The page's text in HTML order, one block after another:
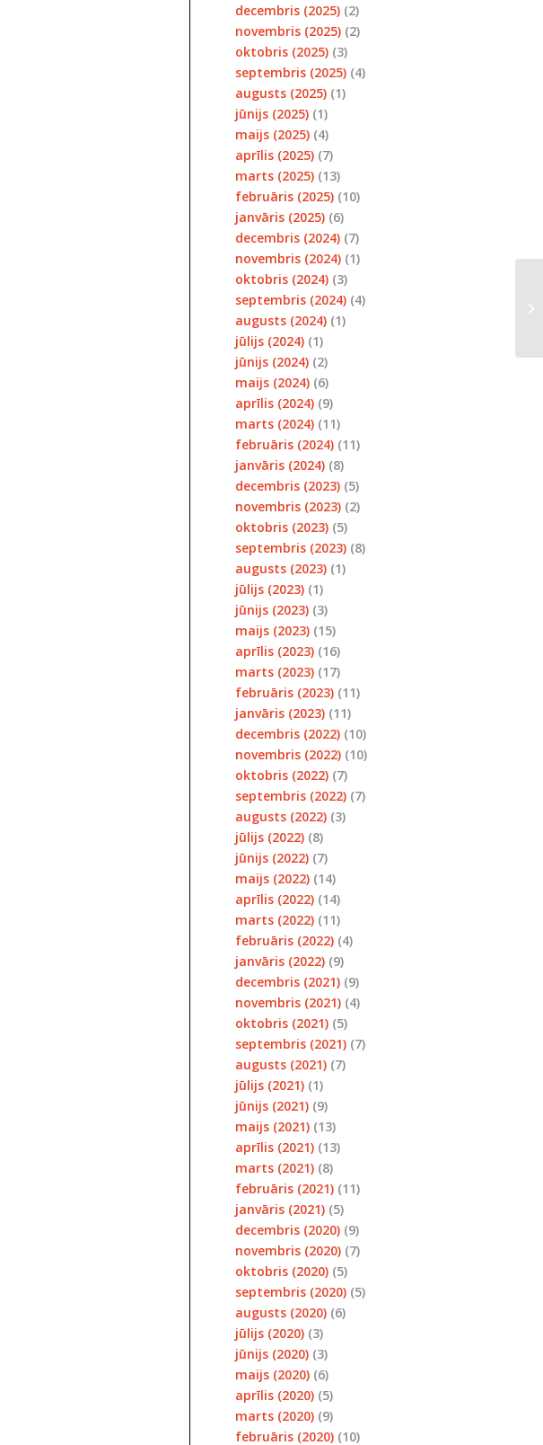
decembris (2025) (2)
novembris (2025) (2)
oktobris (2025) (3)
septembris (2025) (4)
augusts (2025) (1)
jūnijs (2025) (1)
maijs (2025) (4)
aprīlis (2025) (7)
marts (2025) (13)
februāris (2025) (10)
janvāris (2025) (6)
decembris (2024) (7)
novembris (2024) (1)
oktobris (2024) (3)
septembris (2024) (4)
augusts (2024) (1)
jūlijs (2024) (1)
jūnijs (2024) (2)
maijs (2024) (6)
aprīlis (2024) (9)
marts (2024) (11)
februāris (2024) (11)
janvāris (2024) (8)
decembris (2023) (5)
novembris (2023) (2)
oktobris (2023) (5)
septembris (2023) (8)
augusts (2023) (1)
jūlijs (2023) (1)
jūnijs (2023) (3)
maijs (2023) (15)
aprīlis (2023) (16)
marts (2023) (17)
februāris (2023) (11)
janvāris (2023) (11)
decembris (2022) (10)
novembris (2022) (10)
oktobris (2022) (7)
septembris (2022) (7)
augusts (2022) (3)
jūlijs (2022) (8)
jūnijs (2022) (7)
maijs (2022) (14)
aprīlis (2022) (14)
marts (2022) (11)
februāris (2022) (4)
janvāris (2022) (9)
decembris (2021) (9)
novembris (2021) (4)
oktobris (2021) (5)
septembris (2021) (7)
augusts (2021) (7)
jūlijs (2021) (1)
jūnijs (2021) (9)
maijs (2021) (13)
aprīlis (2021) (13)
marts (2021) (8)
februāris (2021) (11)
janvāris (2021) (5)
decembris (2020) (9)
novembris (2020) (7)
oktobris (2020) (5)
septembris (2020) (5)
augusts (2020) (6)
jūlijs (2020) (3)
jūnijs (2020) (3)
maijs (2020) (6)
aprīlis (2020) (5)
marts (2020) (9)
februāris (2020) (10)